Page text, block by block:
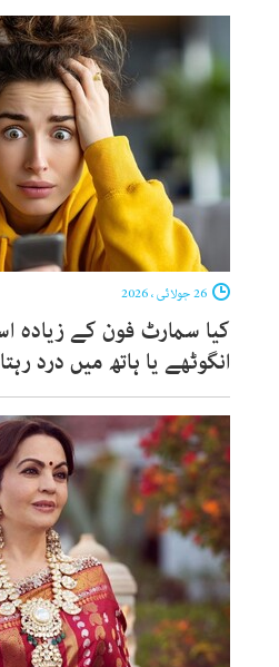
کیا سمارٹ فون کے
انگوٹھے یا ہاتھ میں درد